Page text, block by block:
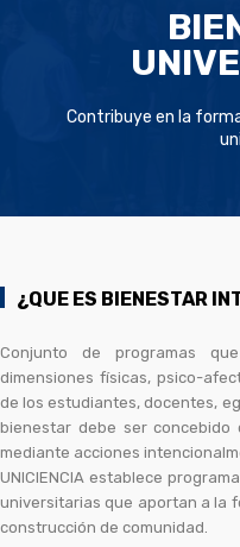
Contribuye en la
¿QUE ES BIENESTAR
Conjunto de programas
dimensiones físicas, psico-
de los estudiantes, docentes,
bienestar debe ser
mediante acciones
UNICIENCIA establece
universitarias que aportan a la
construcción de comunidad.